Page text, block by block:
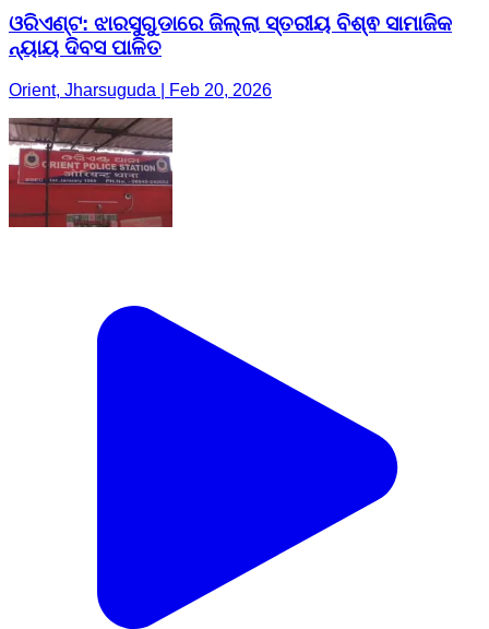
ଓରିଏଣ୍ଟ: ଝାରସୁଗୁଡାରେ ଜିଲ୍ଲା ସ୍ତରୀୟ ବିଶ୍ଵ ସାମାଜିକ
ନ୍ୟାୟ ଦିବସ ପାଳିତ
Orient, Jharsuguda | Feb 20, 2026